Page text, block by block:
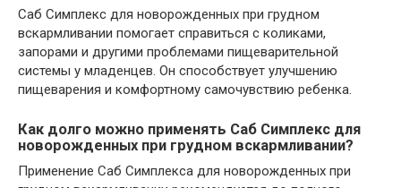
Саб Симплекс для новорожденных при грудном
вскармливании помогает справиться с коликами,
запорами и другими проблемами пищеварительной
системы у младенцев. Он способствует улучшению
пищеварения и комфортному самочувствию ребенка.
Как долго можно применять Саб Симплекс для
новорожденных при грудном вскармливании?
Применение Саб Симплекса для новорожденных при